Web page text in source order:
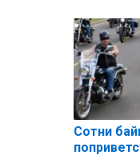
Сотни